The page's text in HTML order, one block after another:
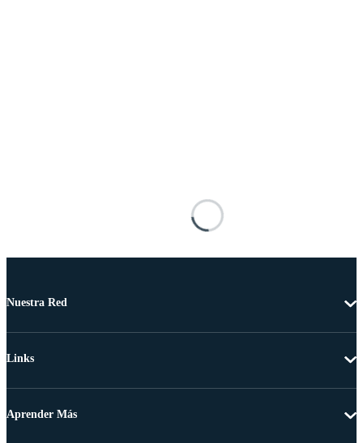
Nuestra Red
Links
Aprender Más